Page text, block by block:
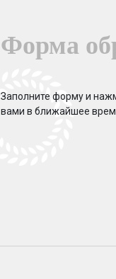
Форма
Заполните форму и
вами в ближайшее